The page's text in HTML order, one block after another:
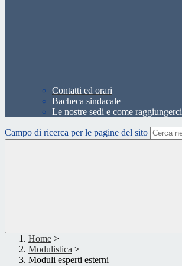
Contatti ed orari
Bacheca sindacale
Le nostre sedi e come raggiungerci
Campo di ricerca per le pagine del sito
Home >
Modulistica >
Moduli esperti esterni